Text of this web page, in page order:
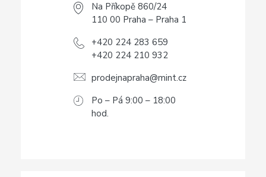
Na Příkopě 860/24
110 00 Praha – Praha 1
+420 224 283 659
+420 224 210 932
prodejnapraha@mint.cz
Po – Pá 9:00 – 18:00
hod.